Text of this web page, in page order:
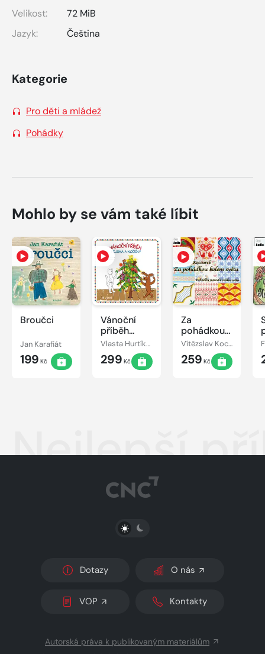
Velikost:
72 MiB
Jazyk:
Čeština
Kategorie
Pro děti a mládež
Pohádky
Mohlo by se vám také líbit
Broučci
Jan Karafiát
199 Kč
Vánoční
příběh
pejska a
kočičky
Vlasta Hurtíková
299 Kč
Za
pohádkou
kolem
světa
Vítězslav Kocourek
259 Kč
Nejlepší
PŘEPNOUT SVĚTLÝ/TMAVÝ REŽIM
Dotazy O nás
VOP Kontakty
Autorská práva k publikovaným materiálům